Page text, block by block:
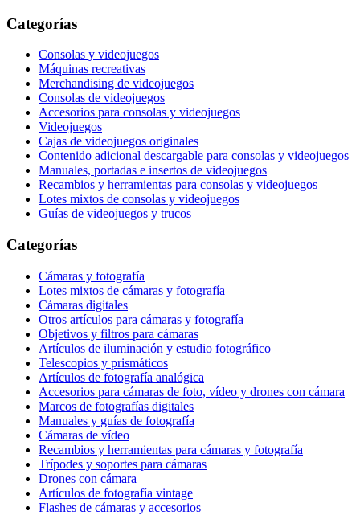
Categorías
Consolas y videojuegos
Máquinas recreativas
Merchandising de videojuegos
Consolas de videojuegos
Accesorios para consolas y videojuegos
Videojuegos
Cajas de videojuegos originales
Contenido adicional descargable para consolas y videojuegos
Manuales, portadas e insertos de videojuegos
Recambios y herramientas para consolas y videojuegos
Lotes mixtos de consolas y videojuegos
Guías de videojuegos y trucos
Categorías
Cámaras y fotografía
Lotes mixtos de cámaras y fotografía
Cámaras digitales
Otros artículos para cámaras y fotografía
Objetivos y filtros para cámaras
Artículos de iluminación y estudio fotográfico
Telescopios y prismáticos
Artículos de fotografía analógica
Accesorios para cámaras de foto, vídeo y drones con cámara
Marcos de fotografías digitales
Manuales y guías de fotografía
Cámaras de vídeo
Recambios y herramientas para cámaras y fotografía
Trípodes y soportes para cámaras
Drones con cámara
Artículos de fotografía vintage
Flashes de cámaras y accesorios